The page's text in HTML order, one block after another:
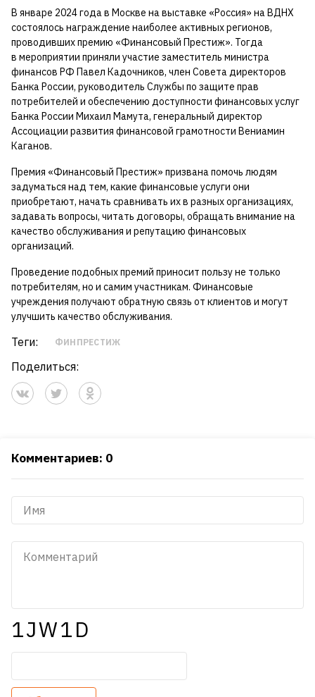
В январе 2024 года в Москве на выставке «Россия» на ВДНХ
состоялось награждение наиболее активных регионов,
проводивших премию «Финансовый Престиж». Тогда
в мероприятии приняли участие заместитель министра
финансов РФ Павел Кадочников, член Совета директоров
Банка России, руководитель Службы по защите прав
потребителей и обеспечению доступности финансовых услуг
Банка России Михаил Мамута, генеральный директор
Ассоциации развития финансовой грамотности Вениамин
Каганов.
Премия «Финансовый Престиж» призвана помочь людям
задуматься над тем, какие финансовые услуги они
приобретают, начать сравнивать их в разных организациях,
задавать вопросы, читать договоры, обращать внимание на
качество обслуживания и репутацию финансовых
организаций.
Проведение подобных премий приносит пользу не только
потребителям, но и самим участникам. Финансовые
учреждения получают обратную связь от клиентов и могут
улучшить качество обслуживания.
Теги: ФИНПРЕСТИЖ
Поделиться:
Комментариев: 0
1JW1D